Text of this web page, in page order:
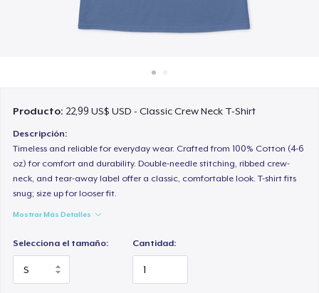
Producto: 22,99 US$ USD - Classic Crew Neck T-Shirt
Descripción:
Timeless and reliable for everyday wear. Crafted from 100% Cotton (4-6
oz) for comfort and durability. Double-needle stitching, ribbed crew-
neck, and tear-away label offer a classic, comfortable look. T-shirt fits
snug; size up for looser fit.
Mostrar Más Detalles
Selecciona el tamaño: Cantidad: